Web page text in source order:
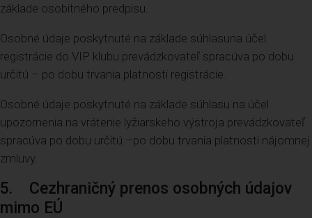
základe osobitného predpisu.
Osobné údaje poskytnuté na základe súhlasuna účel
registrácie do VIP klubu prevádzkovateľ spracúva po dobu
určitú – po dobu trvania platnosti registrácie.
Osobné údaje poskytnuté na základe súhlasu na účel
upozornenia na vrátenie lyžiarskeho výstroja prevádzkovateľ
spracúva po dobu určitú –po dobu trvania platnosti nájomnej
zmluvy.
5. Cezhraničný prenos osobných údajov
mimo EÚ